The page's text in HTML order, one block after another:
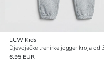
LCW Kids
6.95 EUR